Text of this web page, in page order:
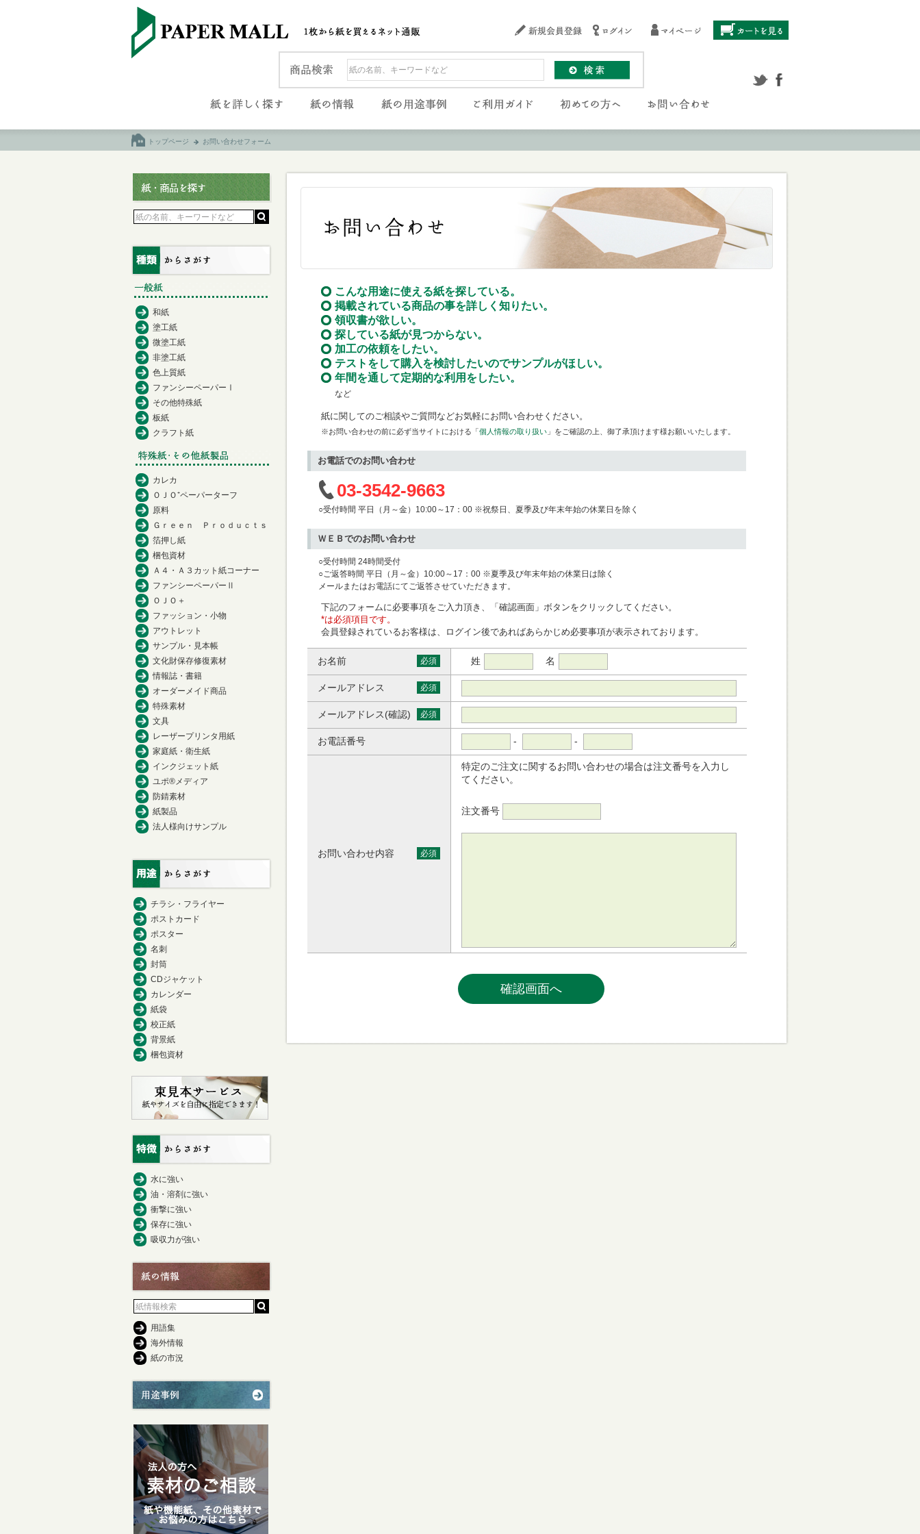
トップページ お問い合わせフォーム
こんな用途に使える紙を探している。
掲載されている商品の事を詳しく知りたい。
領収書が欲しい。
探している紙が見つからない。
加工の依頼をしたい。
テストをして購入を検討したいのでサンプルがほしい。
年間を通して定期的な利用をしたい。
など
紙に関してのご相談やご質問などお気軽にお問い合わせください。
※お問い合わせの前に必ず当サイトにおける「個人情報の取り扱い 」をご確認の上、御了承頂けます様お願いいたします。
お電話でのお問い合わせ
03-3542-9663
○受付時間 平日（月～金）10:00～17：00 ※祝祭日、夏季及び年末年始の休業日を除く
ＷＥＢでのお問い合わせ
○受付時間 24時間受付
○ご返答時間 平日（月～金）10:00～17：00 ※夏季及び年末年始の休業日は除く
メールまたはお電話にてご返答させていただきます。
下記のフォームに必要事項をご入力頂き、「確認画面」ボタンをクリックしてください。
*は必須項目です。
会員登録されているお客様は、ログイン後であればあらかじめ必要事項が表示されております。
お名前 必須 姓 名
メールアドレス 必須
メールアドレス(確認) 必須
お電話番号 - -
お問い合わせ内容 必須
特定のご注文に関するお問い合わせの場合は注文番号を入力し
てください。
注文番号
和紙
塗工紙
微塗工紙
非塗工紙
色上質紙
ファンシーペーパーⅠ
その他特殊紙
板紙
クラフト紙
カレカ
ＯＪＯ⁺ペーパーターフ
原料
Ｇｒｅｅｎ Ｐｒｏｄｕｃｔｓ
箔押し紙
梱包資材
Ａ４・Ａ３カット紙コーナー
ファンシーペーパーⅡ
ＯＪＯ＋
ファッション・小物
アウトレット
サンプル・見本帳
文化財保存修復素材
情報誌・書籍
オーダーメイド商品
特殊素材
文具
レーザープリンタ用紙
家庭紙・衛生紙
インクジェット紙
ユポ®メディア
防錆素材
紙製品
法人様向けサンプル
チラシ・フライヤー
ポストカード
ポスター
名刺
封筒
CDジャケット
カレンダー
紙袋
校正紙
背景紙
梱包資材
水に強い
油・溶剤に強い
衝撃に強い
保存に強い
吸収力が強い
用語集
海外情報
紙の市況